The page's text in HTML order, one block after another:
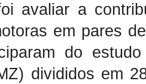
avaliar a
em pares
do
divididos em